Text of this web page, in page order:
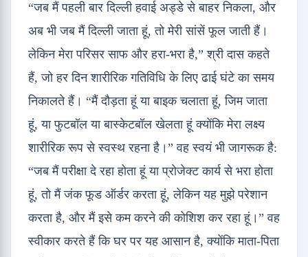
“जब मैं पहली बार दिल्ली हवाई अड्डे से बाहर निकला, और
अब भी जब मैं दिल्ली जाता हूं, तो मेरी सांसें फूल जाती हैं।
लेकिन मेरा परिसर साफ और हरा-भरा है,” श्री दास कहते
हैं, जो हर दिन शारीरिक गतिविधि के लिए ढाई घंटे का समय
निकालते हैं। “मैं दौड़ता हूं या बाइक चलाता हूं, जिम जाता
हूं, या फुटबॉल या बास्केटबॉल खेलता हूं क्योंकि मेरा लक्ष्य
शारीरिक रूप से स्वस्थ रहना है।” वह स्वयं भी जागरूक है:
“जब मैं परीक्षा दे रहा होता हूं या प्रोजेक्ट कार्य से भरा होता
हूं, तो मैं जंक फूड ऑर्डर करता हूं, लेकिन यह मुझे परेशान
करता है, और मैं इसे कम करने की कोशिश कर रहा हूं।” वह
स्वीकार करते हैं कि घर पर यह आसान है, क्योंकि माता-पिता